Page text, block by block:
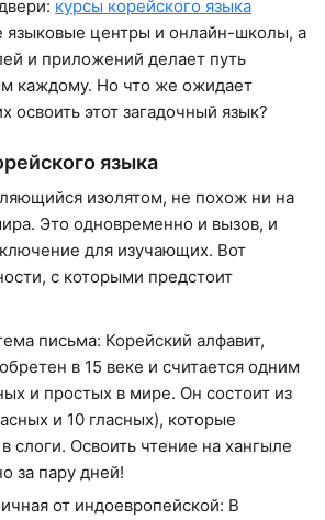
курсы корейского языка
языковые центры и онлайн-школы, а
и приложений делает путь
каждому. Но что же ожидает
освоить этот загадочный язык?
языка
изолятом, не похож ни на
Это одновременно и вызов, и
для изучающих. Вот
с которыми предстоит
письма: Корейский алфавит,
в 15 веке и считается одним
и простых в мире. Он состоит из
и 10 гласных), которые
слоги. Освоить чтение на хангыле
за пару дней!
от индоевропейской: В